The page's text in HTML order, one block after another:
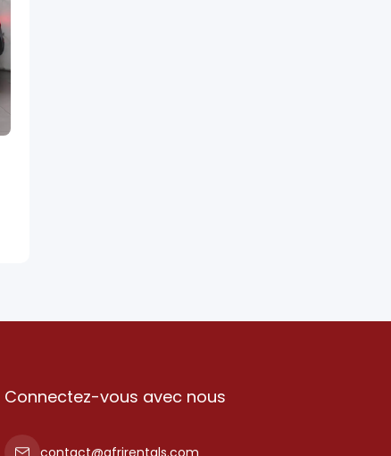
Connectez-vous avec nous
contact@afrirentals.com